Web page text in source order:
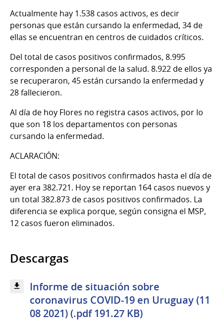
Actualmente hay 1.538 casos activos, es decir
personas que están cursando la enfermedad, 34 de
ellas se encuentran en centros de cuidados críticos.
Del total de casos positivos confirmados, 8.995
corresponden a personal de la salud. 8.922 de ellos ya
se recuperaron, 45 están cursando la enfermedad y
28 fallecieron.
Al día de hoy Flores no registra casos activos, por lo
que son 18 los departamentos con personas
cursando la enfermedad.
ACLARACIÓN:
El total de casos positivos confirmados hasta el día de
ayer era 382.721. Hoy se reportan 164 casos nuevos y
un total 382.873 de casos positivos confirmados. La
diferencia se explica porque, según consigna el MSP,
12 casos fueron eliminados.
Descargas
Informe de situación sobre
coronavirus COVID-19 en Uruguay (11
08 2021) (.pdf 191.27 KB)